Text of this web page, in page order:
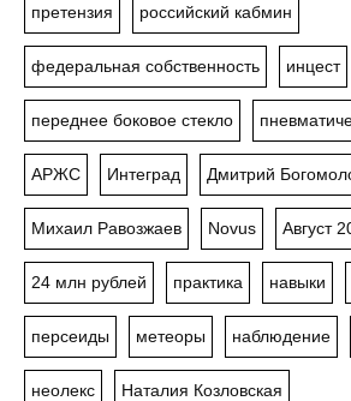
претензия российский кабмин
федеральная собственность инцест
переднее боковое стекло
АРЖС Интеград Дмитрий
Михаил Равозжаев Novus Август
24 млн рублей практика навыки
персеиды метеоры наблюдение
неолекс Наталия Козловская